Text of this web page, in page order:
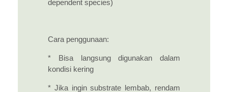
dependent species)
Cara penggunaan:
* Bisa langsung digunakan dalam
kondisi kering
* Jika ingin substrate lembab, rendam